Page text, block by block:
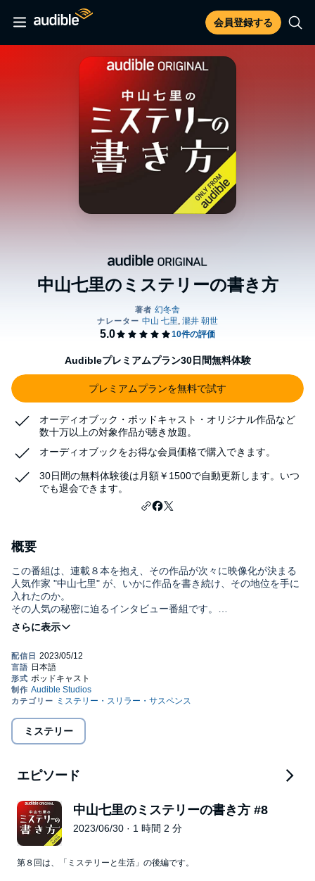
会員登録する
中山七里のミステリーの書き方
Audibleプレミアムプラン30日間無料体験
プレミアムプランを無料で試す
オーディオブック・ポッドキャスト・オリジナル作品など
数十万以上の対象作品が聴き放題。
オーディオブックをお得な会員価格で購入できます。
30日間の無料体験後は月額￥1500で自動更新します。いつ
でも退会できます。
概要
この番組は、連載８本を抱え、その作品が次々に映像化が決まる
人気作家 "中山七里" が、いかに作品を書き続け、その地位を手に
入れたのか。
その人気の秘密に迫るインタビュー番組です。
インタビュアーは、『このミステリーがすごい！』大賞で最終選
「王様のブランチ」ブックコーナーのブレーンでもある人気ライ
ターの瀧井朝世。
ミステリー小説の具体的な書き方はもちろん、作家の生活、睡眠
の秘密をたっぷり語っていただきます。
【出演者】
作家／1961年、岐阜県生まれ。『さよならドビュッシー』にて第
に作家デビュー。2011年刊行の『贖罪の奏鳴曲』が話題となっ
た。最近の著書では、『境界線』『護られなかった者たちへ』
『総理にされた男』『ヒポクラテスの試練』『毒島刑事最後の事
件』『復讐の協奏曲』ほか多数。
瀧井朝世（たきい あさよ）：
ミステリー
エピソード
中山七里のミステリーの書き方 #8
2023/06/30 · 1 時間 2 分
第８回は、「ミステリーと生活」の後編です。